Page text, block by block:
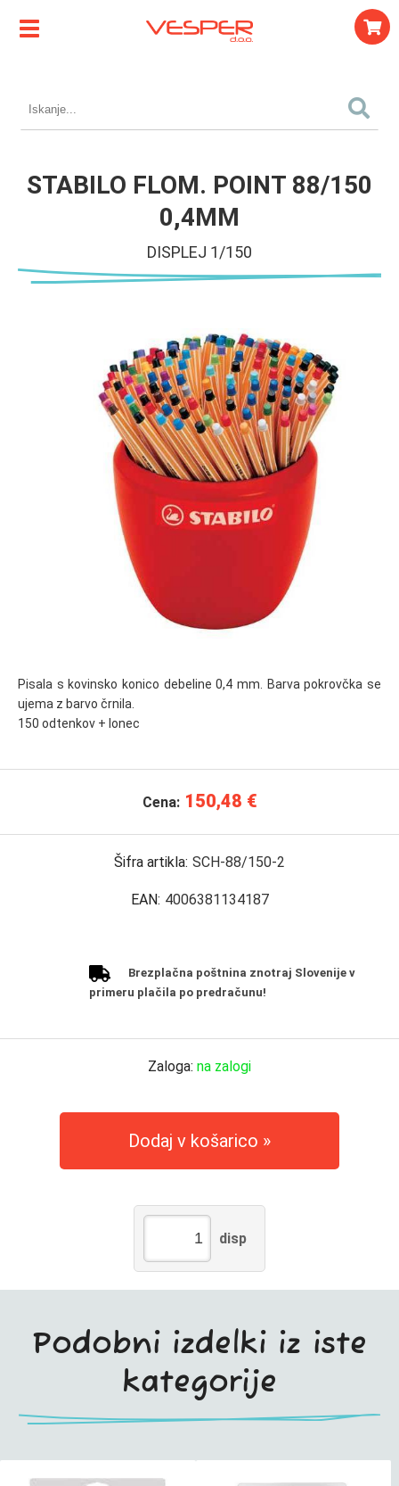
STABILO FLOM. POINT 88/150
0,4MM
DISPLEJ 1/150
Pisala s kovinsko konico debeline 0,4 mm. Barva pokrovčka se
ujema z barvo črnila.
150 odtenkov + lonec
Cena: 150,48 €
Šifra artikla: SCH-88/150-2
EAN: 4006381134187
Brezplačna poštnina znotraj Slovenije v
primeru plačila po predračunu!
Zaloga: na zalogi
Dodaj v košarico
disp
Podobni izdelki iz iste
kategorije